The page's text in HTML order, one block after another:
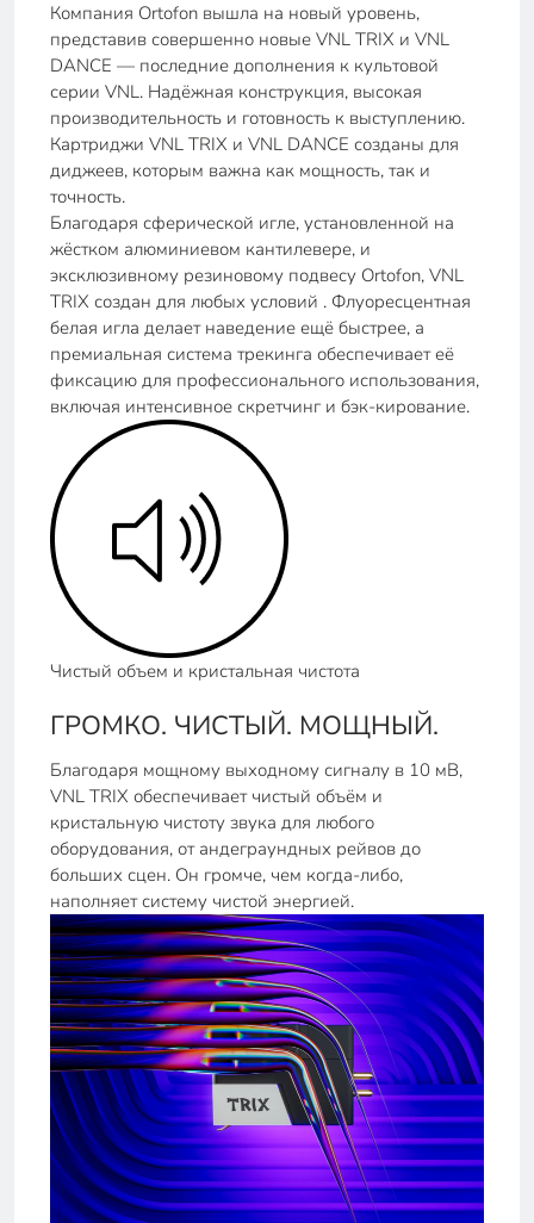
Компания Ortofon вышла на новый уровень,
представив совершенно новые VNL TRIX и VNL
DANCE — последние дополнения к культовой
серии VNL. Надёжная конструкция, высокая
производительность и готовность к выступлению.
Картриджи VNL TRIX и VNL DANCE созданы для
диджеев, которым важна как мощность, так и
точность.
Благодаря сферической игле, установленной на
жёстком алюминиевом кантилевере, и
эксклюзивному резиновому подвесу Ortofon, VNL
TRIX создан для любых условий . Флуоресцентная
белая игла делает наведение ещё быстрее, а
премиальная система трекинга обеспечивает её
фиксацию для профессионального использования,
включая интенсивное скретчинг и бэк-кирование.
Чистый объем и кристальная чистота
ГРОМКО. ЧИСТЫЙ. МОЩНЫЙ.
Благодаря мощному выходному сигналу в 10 мВ,
VNL TRIX обеспечивает чистый объём и
кристальную чистоту звука для любого
оборудования, от андеграундных рейвов до
больших сцен. Он громче, чем когда-либо,
наполняет систему чистой энергией.